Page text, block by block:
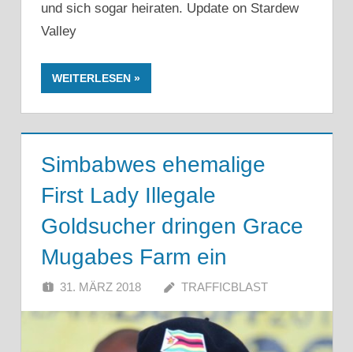
und sich sogar heiraten. Update on Stardew
Valley
WEITERLESEN
Simbabwes ehemalige
First Lady Illegale
Goldsucher dringen Grace
Mugabes Farm ein
31. MÄRZ 2018 TRAFFICBLAST